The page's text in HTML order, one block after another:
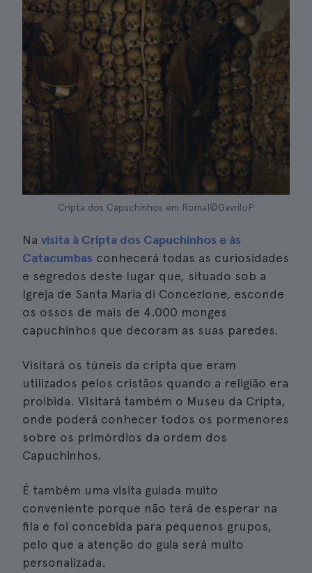
Cripta dos Capuchinhos em Roma|©GavriloP
Na visita à Cripta dos Capuchinhos e às
Catacumbas conhecerá todas as curiosidades
e segredos deste lugar que, situado sob a
Igreja de Santa Maria di Concezione, esconde
os ossos de mais de 4.000 monges
capuchinhos que decoram as suas paredes.
Visitará os túneis da cripta que eram
utilizados pelos cristãos quando a religião era
proibida. Visitará também o Museu da Cripta,
onde poderá conhecer todos os pormenores
sobre os primórdios da ordem dos
Capuchinhos.
É também uma visita guiada muito
conveniente porque não terá de esperar na
fila e foi concebida para pequenos grupos,
pelo que a atenção do guia será muito
personalizada.